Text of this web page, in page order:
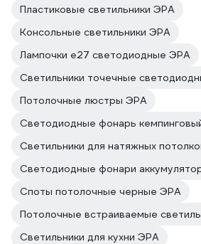
Пластиковые светильники ЭРА
Консольные светильники ЭРА
Лампочки е27 светодиодные ЭРА
Потолочные люстры ЭРА
Светодиодные фонарь
Светильники для натяжных
Светодиодные фонари
Споты потолочные черные ЭРА
Потолочные встраиваемые
Светильники для кухни ЭРА